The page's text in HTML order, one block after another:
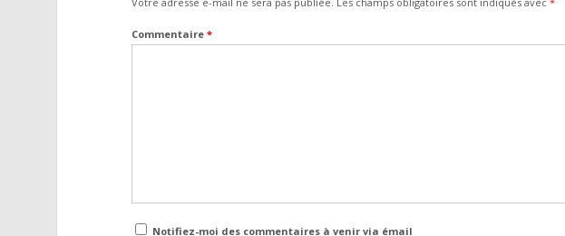
Commentaire *
Notifiez-moi des commentaires à venir via émail